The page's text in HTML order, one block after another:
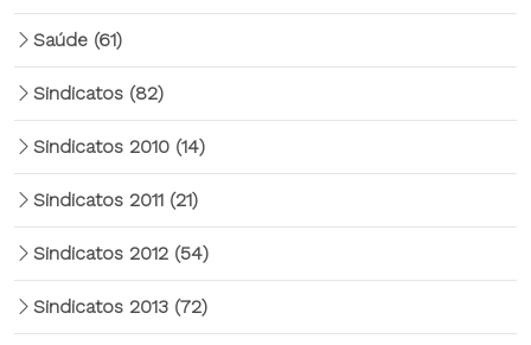
Saúde (61)
Sindicatos (82)
Sindicatos 2010 (14)
Sindicatos 2011 (21)
Sindicatos 2012 (54)
Sindicatos 2013 (72)